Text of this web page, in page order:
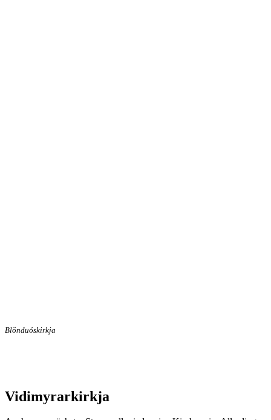
Blönduóskirkja
Vidimyrarkirkja